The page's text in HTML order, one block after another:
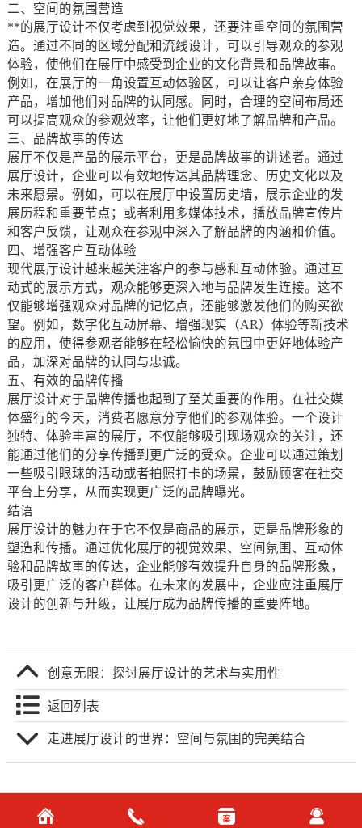
二、空间的氛围营造
**的展厅设计不仅考虑到视觉效果，还要注重空间的氛围营
造。通过不同的区域分配和流线设计，可以引导观众的参观
体验，使他们在展厅中感受到企业的文化背景和品牌故事。
例如，在展厅的一角设置互动体验区，可以让客户亲身体验
产品，增加他们对品牌的认同感。同时，合理的空间布局还
可以提高观众的参观效率，让他们更好地了解品牌和产品。
三、品牌故事的传达
展厅不仅是产品的展示平台，更是品牌故事的讲述者。通过
展厅设计，企业可以有效地传达其品牌理念、历史文化以及
未来愿景。例如，可以在展厅中设置历史墙，展示企业的发
展历程和重要节点；或者利用多媒体技术，播放品牌宣传片
和客户反馈，让观众在参观中深入了解品牌的内涵和价值。
四、增强客户互动体验
现代展厅设计越来越关注客户的参与感和互动体验。通过互
动式的展示方式，观众能够更深入地与品牌发生连接。这不
仅能够增强观众对品牌的记忆点，还能够激发他们的购买欲
望。例如，数字化互动屏幕、增强现实（AR）体验等新技术
的应用，使得参观者能够在轻松愉快的氛围中更好地体验产
品，加深对品牌的认同与忠诚。
五、有效的品牌传播
展厅设计对于品牌传播也起到了至关重要的作用。在社交媒
体盛行的今天，消费者愿意分享他们的参观体验。一个设计
独特、体验丰富的展厅，不仅能够吸引现场观众的关注，还
能通过他们的分享传播到更广泛的受众。企业可以通过策划
一些吸引眼球的活动或者拍照打卡的场景，鼓励顾客在社交
平台上分享，从而实现更广泛的品牌曝光。
结语
展厅设计的魅力在于它不仅是商品的展示，更是品牌形象的
塑造和传播。通过优化展厅的视觉效果、空间氛围、互动体
验和品牌故事的传达，企业能够有效提升自身的品牌形象，
吸引更广泛的客户群体。在未来的发展中，企业应注重展厅
设计的创新与升级，让展厅成为品牌传播的重要阵地。
创意无限：探讨展厅设计的艺术与实用性
返回列表
走进展厅设计的世界：空间与氛围的完美结合